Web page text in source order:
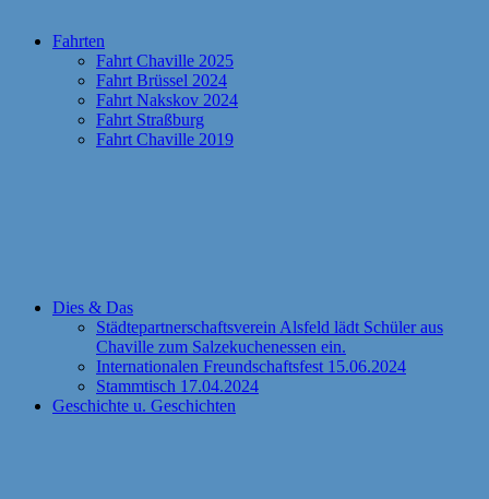
Fahrten
Fahrt Chaville 2025
Fahrt Brüssel 2024
Fahrt Nakskov 2024
Fahrt Straßburg
Fahrt Chaville 2019
Dies & Das
Städtepartnerschaftsverein Alsfeld lädt Schüler aus
Chaville zum Salzekuchenessen ein.
Internationalen Freundschaftsfest 15.06.2024
Stammtisch 17.04.2024
Geschichte u. Geschichten